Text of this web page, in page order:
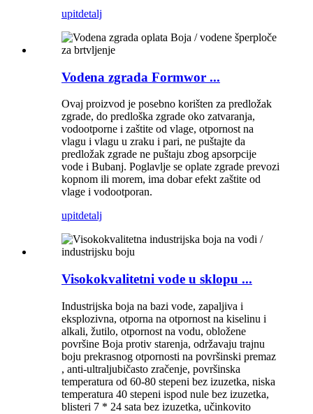
upitdetalj
Vodena zgrada Formwor ...
Ovaj proizvod je posebno korišten za predložak
zgrade, do predloška zgrade oko zatvaranja,
vodootporne i zaštite od vlage, otpornost na
vlagu i vlagu u zraku i pari, ne puštajte da
predložak zgrade ne puštaju zbog apsorpcije
vode i Bubanj. Poglavlje se oplate zgrade prevozi
kopnom ili morem, ima dobar efekt zaštite od
vlage i vodootporan.
upitdetalj
Visokokvalitetni vode u sklopu ...
Industrijska boja na bazi vode, zapaljiva i
eksplozivna, otporna na otpornost na kiselinu i
alkali, žutilo, otpornost na vodu, obložene
površine Boja protiv starenja, održavaju trajnu
boju prekrasnog otpornosti na površinski premaz
, anti-ultraljubičasto zračenje, površinska
temperatura od 60-80 stepeni bez izuzetka, niska
temperatura 40 stepeni ispod nule bez izuzetka,
blisteri 7 * 24 sata bez izuzetka, učinkovito